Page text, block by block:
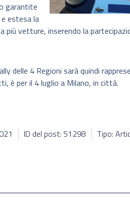
garantite
estesa la
più vetture, inserendo la
delle 4 Regioni sarà quindi
è per il 4 luglio a Milano, in città.
ID del post: 51298 Tipo: